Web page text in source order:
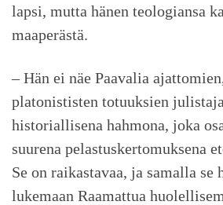
lapsi, mutta hänen teologiansa
maaperästä.
– Hän ei näe Paavalia
platonististen totuuksien
historiallisena hahmona, joka
suurena pelastuskertomuksena
Se on raikastavaa, ja samalla se
lukemaan Raamattua